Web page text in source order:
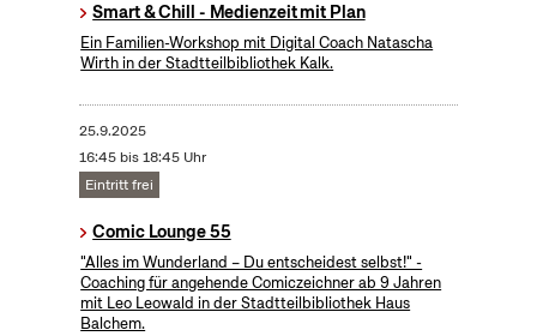
Smart & Chill - Medienzeit mit Plan
Ein Familien-Workshop mit Digital Coach Natascha
Wirth in der Stadtteilbibliothek Kalk.
25.9.2025
16:45 bis 18:45 Uhr
Eintritt frei
Comic Lounge 55
"Alles im Wunderland – Du entscheidest selbst!" -
Coaching für angehende Comiczeichner ab 9 Jahren
mit Leo Leowald in der Stadtteilbibliothek Haus
Balchem.